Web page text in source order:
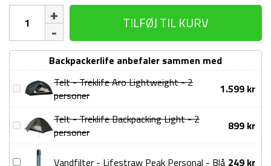
Outdoor/shelter
pakke
-
Essentials
TILFØJ TIL KURV
Backpackerlife anbefaler sammen med
Telt
Treklife
Aro
Lightweight
-
Telt - Treklife Aro Lightweight - 2
personer
1.599 kr
Telt
Treklife
Telt - Treklife Backpacking Light - 2
personer
899 kr
VandfilterVandfilter - Lifestraw Peak Personal - Blå 249 kr